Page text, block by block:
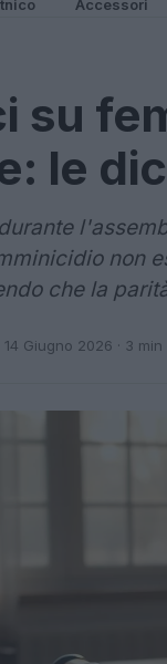
Accessori
su
le
non
che la
14 Giugno 2026 · 3 min